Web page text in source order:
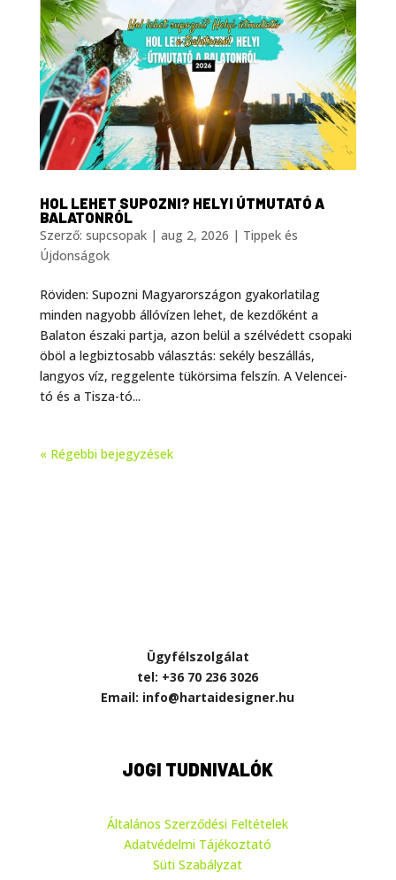
HOL LEHET SUPOZNI? HELYI ÚTMUTATÓ A
BALATONRÓL
Szerző: supcsopak| aug 2, 2026 | Tippek és
Újdonságok
Röviden: Supozni Magyarországon gyakorlatilag
minden nagyobb állóvízen lehet, de kezdőként a
Balaton északi partja, azon belül a szélvédett csopaki
öböl a legbiztosabb választás: sekély beszállás,
langyos víz, reggelente tükörsima felszín. A Velencei-
tó és a Tisza-tó...
« Régebbi bejegyzések
Ügyfélszolgálat
tel: +36 70 236 3026
Email: info@hartaidesigner.hu
JOGI TUDNIVALÓK
Általános Szerződési Feltételek
Adatvédelmi Tájékoztató
Süti Szabályzat